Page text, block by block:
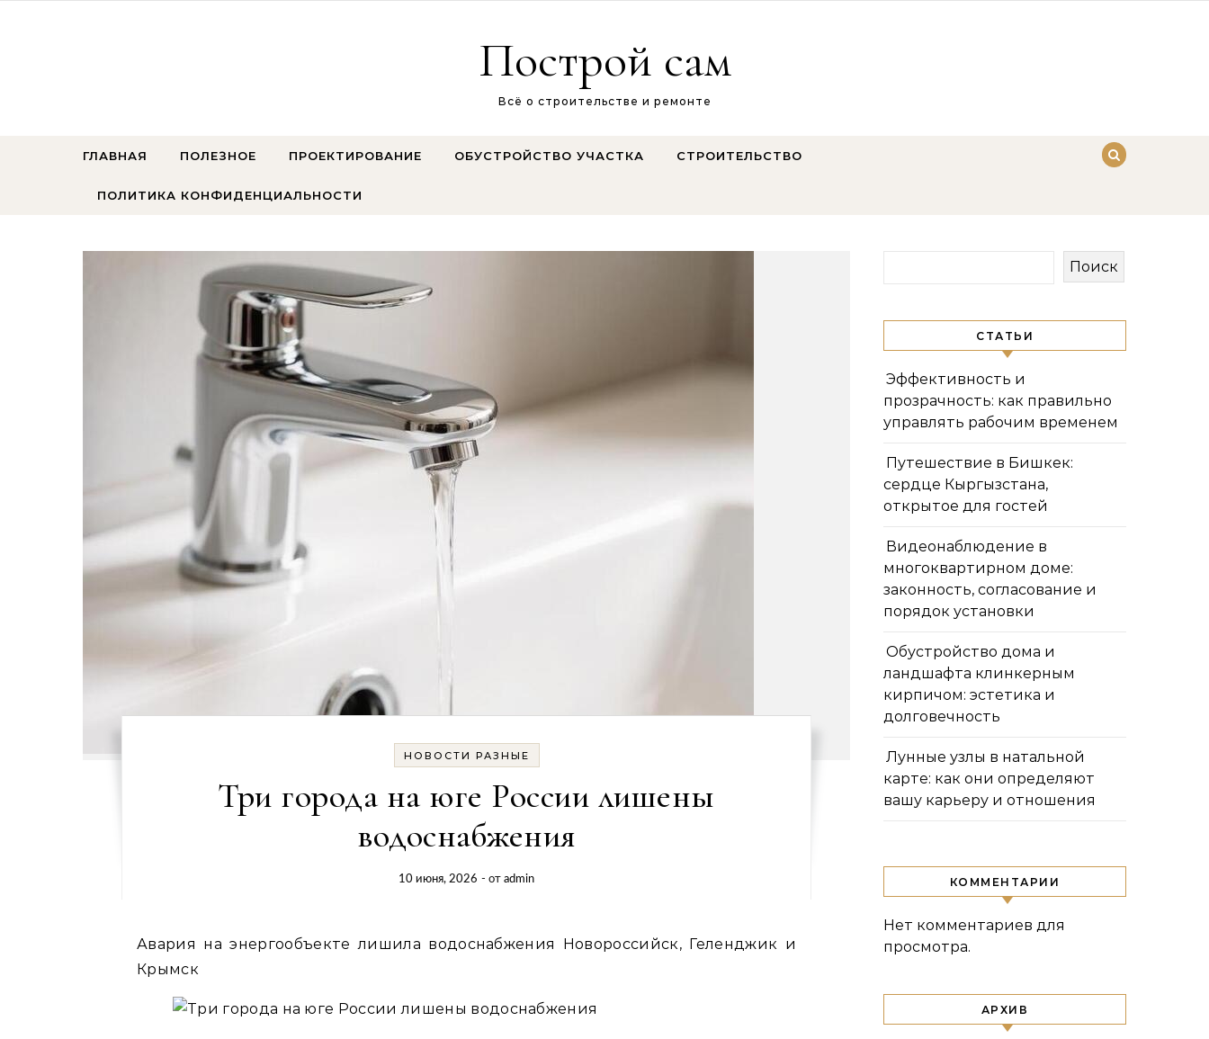
Построй сам
Всё о строительстве и ремонте
ГЛАВНАЯ ПОЛЕЗНОЕ ПРОЕКТИРОВАНИЕ ОБУСТРОЙСТВО УЧАСТКА СТРОИТЕЛЬСТВО
ПОЛИТИКА КОНФИДЕНЦИАЛЬНОСТИ
НОВОСТИ РАЗНЫЕ
Три города на юге России лишены
водоснабжения
10 июня, 2026 - от admin
Авария на энергообъекте лишила водоснабжения Новороссийск, Геленджик и
Крымск
Поиск
СТАТЬИ
Эффективность и
прозрачность: как правильно
управлять рабочим временем
Путешествие в Бишкек:
сердце Кыргызстана,
открытое для гостей
Видеонаблюдение в
многоквартирном доме:
законность, согласование и
порядок установки
Обустройство дома и
ландшафта клинкерным
кирпичом: эстетика и
долговечность
Лунные узлы в натальной
карте: как они определяют
вашу карьеру и отношения
КОММЕНТАРИИ
Нет комментариев для
просмотра.
АРХИВ